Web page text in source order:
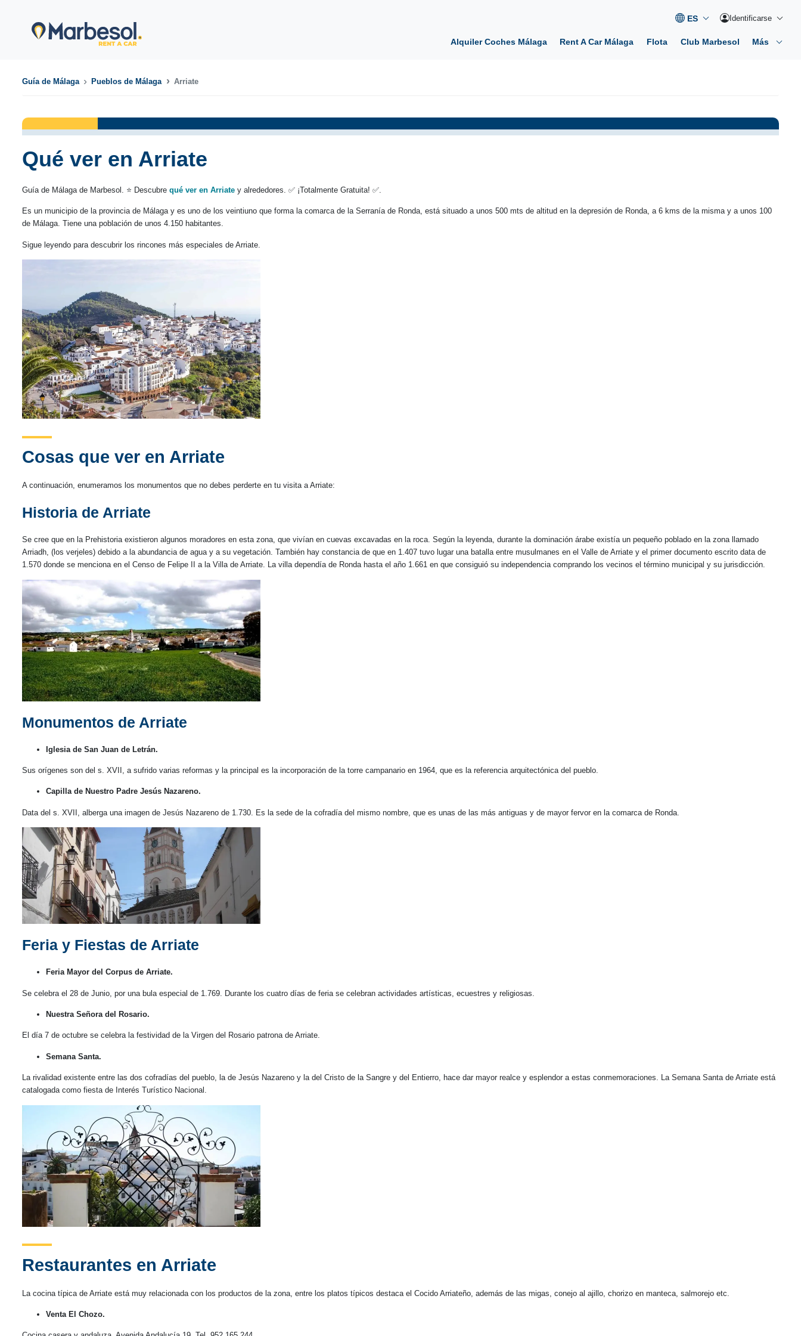
Identificarse
Alquiler Coches Málaga Rent A Car Málaga Flota Club Marbesol Más
Guía de Málaga Pueblos de Málaga Arriate
Qué ver en Arriate
Guía de Málaga de Marbesol. ⭐ Descubre qué ver en Arriate y alrededores. ✅ ¡Totalmente Gratuita! ✅.
Es un municipio de la provincia de Málaga y es uno de los veintiuno que forma la comarca de la Serranía de Ronda, está situado a unos 500 mts de altitud en la depresión de Ronda, a 6 kms de la misma y a unos 100
de Málaga. Tiene una población de unos 4.150 habitantes.
Sigue leyendo para descubrir los rincones más especiales de Arriate.
Cosas que ver en Arriate
A continuación, enumeramos los monumentos que no debes perderte en tu visita a Arriate:
Historia de Arriate
Se cree que en la Prehistoria existieron algunos moradores en esta zona, que vivían en cuevas excavadas en la roca. Según la leyenda, durante la dominación árabe existía un pequeño poblado en la zona llamado
Arriadh, (los verjeles) debido a la abundancia de agua y a su vegetación. También hay constancia de que en 1.407 tuvo lugar una batalla entre musulmanes en el Valle de Arriate y el primer documento escrito data de
1.570 donde se menciona en el Censo de Felipe II a la Villa de Arriate. La villa dependía de Ronda hasta el año 1.661 en que consiguió su independencia comprando los vecinos el término municipal y su jurisdicción.
Monumentos de Arriate
Iglesia de San Juan de Letrán.
Sus orígenes son del s. XVII, a sufrido varias reformas y la principal es la incorporación de la torre campanario en 1964, que es la referencia arquitectónica del pueblo.
Capilla de Nuestro Padre Jesús Nazareno.
Data del s. XVII, alberga una imagen de Jesús Nazareno de 1.730. Es la sede de la cofradía del mismo nombre, que es unas de las más antiguas y de mayor fervor en la comarca de Ronda.
Feria y Fiestas de Arriate
Feria Mayor del Corpus de Arriate.
Se celebra el 28 de Junio, por una bula especial de 1.769. Durante los cuatro días de feria se celebran actividades artísticas, ecuestres y religiosas.
Nuestra Señora del Rosario.
El día 7 de octubre se celebra la festividad de la Virgen del Rosario patrona de Arriate.
Semana Santa.
La rivalidad existente entre las dos cofradías del pueblo, la de Jesús Nazareno y la del Cristo de la Sangre y del Entierro, hace dar mayor realce y esplendor a estas conmemoraciones. La Semana Santa de Arriate está
catalogada como fiesta de Interés Turístico Nacional.
Restaurantes en Arriate
La cocina típica de Arriate está muy relacionada con los productos de la zona, entre los platos típicos destaca el Cocido Arriateño, además de las migas, conejo al ajillo, chorizo en manteca, salmorejo etc.
Venta El Chozo.